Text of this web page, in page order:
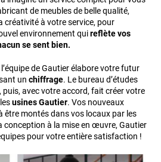
de meubles de belle qualité,
créativité à votre service, pour
environnement quireflète vos
se sent bien.
de Gautier élabore votre futur
un chiffrage. Le bureau d’études
avec votre accord, fait créer votre
usines Gautier. Vos nouveaux
être montés dans vos locaux par les
conception à la mise en œuvre, Gautier
pour votre entière satisfaction !